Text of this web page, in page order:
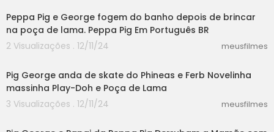
Peppa Pig e George fogem do banho depois de brincar
na poça de lama. Peppa Pig Em Português BR
2 Visualizações . 12/11/24
meusfilmes
Pig George anda de skate do Phineas e Ferb Novelinha
massinha Play-Doh e Poça de Lama
3 Visualizações . 12/11/24
meusfilmes